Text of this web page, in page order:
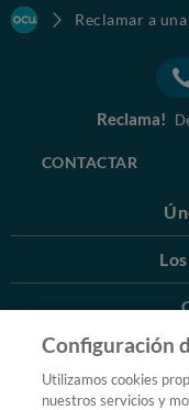
Reclamar a
Reclama!
CONTACTAR
Configuración
Utilizamos cookies
nuestros servicios y